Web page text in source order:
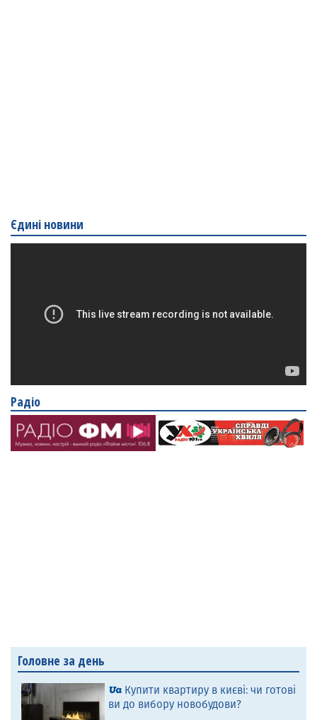
Єдині новини
Радіо
Головне за день
Купити квартиру в києві: чи готові
ви до вибору новобудови?